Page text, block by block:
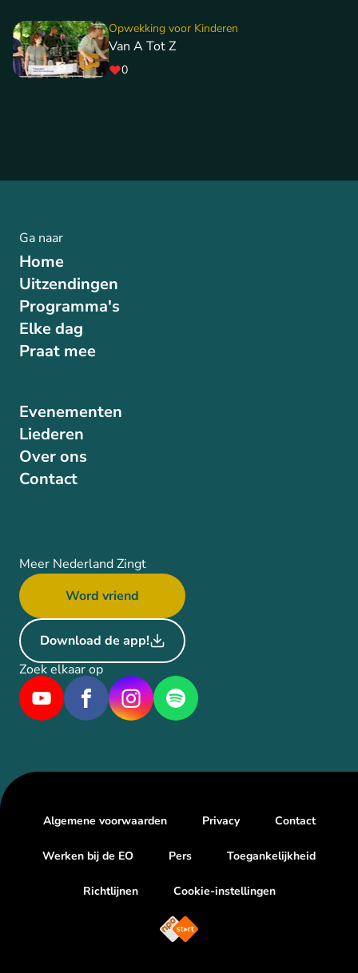
Opwekking voor Kinderen
Van A Tot Z
0
Ga naar
Home
Uitzendingen
Programma's
Elke dag
Praat mee
Evenementen
Liederen
Over ons
Contact
Meer Nederland Zingt
Word vriend
Download de app!
Zoek elkaar op
Algemene voorwaarden Privacy Contact
Werken bij de EO Pers Toegankelijkheid
Richtlijnen Cookie-instellingen